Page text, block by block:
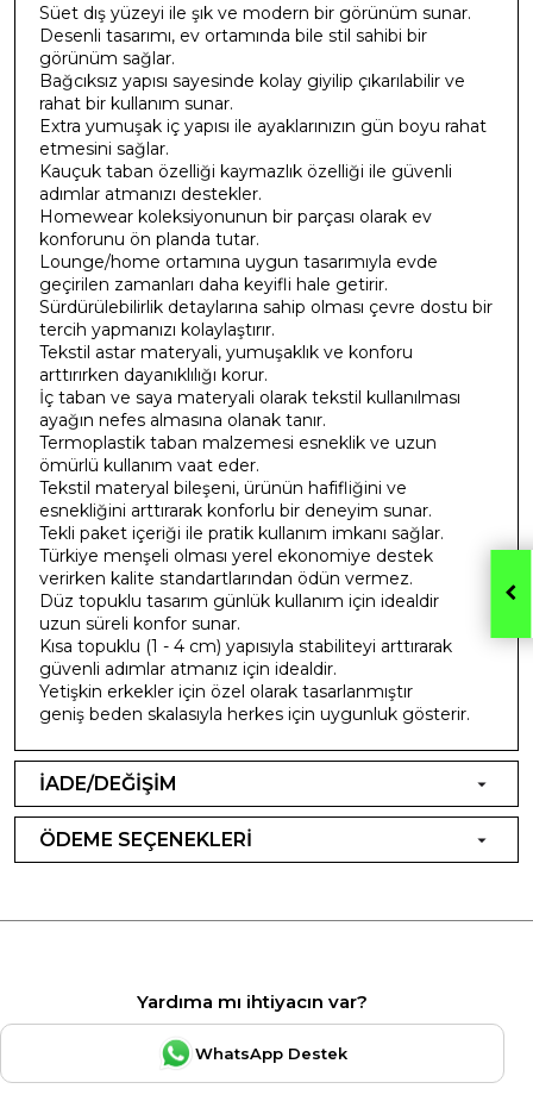
Süet dış yüzeyi ile şık ve modern bir görünüm sunar.
Desenli tasarımı, ev ortamında bile stil sahibi bir
görünüm sağlar.
Bağcıksız yapısı sayesinde kolay giyilip çıkarılabilir ve
rahat bir kullanım sunar.
Extra yumuşak iç yapısı ile ayaklarınızın gün boyu rahat
etmesini sağlar.
Kauçuk taban özelliği kaymazlık özelliği ile güvenli
adımlar atmanızı destekler.
Homewear koleksiyonunun bir parçası olarak ev
konforunu ön planda tutar.
Lounge/home ortamına uygun tasarımıyla evde
geçirilen zamanları daha keyifli hale getirir.
Sürdürülebilirlik detaylarına sahip olması çevre dostu bir
tercih yapmanızı kolaylaştırır.
Tekstil astar materyali, yumuşaklık ve konforu
arttırırken dayanıklılığı korur.
İç taban ve saya materyali olarak tekstil kullanılması
ayağın nefes almasına olanak tanır.
Termoplastik taban malzemesi esneklik ve uzun
ömürlü kullanım vaat eder.
Tekstil materyal bileşeni, ürünün hafifliğini ve
esnekliğini arttırarak konforlu bir deneyim sunar.
Tekli paket içeriği ile pratik kullanım imkanı sağlar.
Türkiye menşeli olması yerel ekonomiye destek
verirken kalite standartlarından ödün vermez.
Düz topuklu tasarım günlük kullanım için idealdir
uzun süreli konfor sunar.
Kısa topuklu (1 - 4 cm) yapısıyla stabiliteyi arttırarak
güvenli adımlar atmanız için idealdir.
Yetişkin erkekler için özel olarak tasarlanmıştır
geniş beden skalasıyla herkes için uygunluk gösterir.
İADE/DEĞİŞİM
ÖDEME SEÇENEKLERİ
Yardıma mı ihtiyacın var?
WhatsApp Destek